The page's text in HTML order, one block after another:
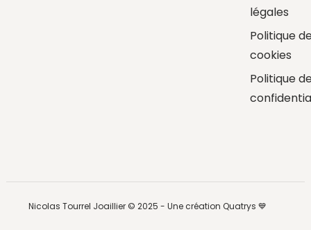
légales
Politique
cookies
Politique
Nicolas Tourrel Joaillier © 2025 - Une création Quatrys 💙